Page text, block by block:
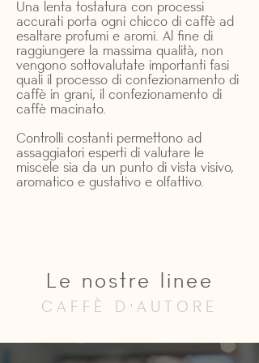
Una lenta tostatura con processi
accurati porta ogni chicco di caffè ad
esaltare profumi e aromi. Al fine di
raggiungere la massima qualità, non
vengono sottovalutate importanti fasi
quali il processo di confezionamento di
caffè in grani, il confezionamento di
caffè macinato.
Controlli costanti permettono ad
assaggiatori esperti di valutare le
miscele sia da un punto di vista visivo,
aromatico e gustativo e olfattivo.
Le nostre linee
CAFFÈ D'AUTORE